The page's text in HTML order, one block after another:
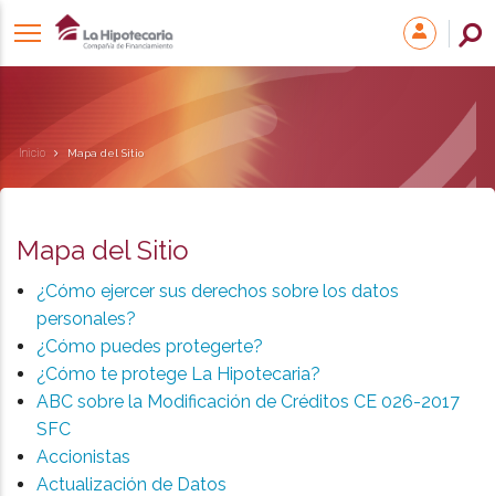
Inicio Mapa del Sitio
Mapa del Sitio
¿Cómo ejercer sus derechos sobre los datos
personales?
¿Cómo puedes protegerte?
¿Cómo te protege La Hipotecaria?
ABC sobre la Modificación de Créditos CE 026-2017
SFC
Accionistas
Actualización de Datos